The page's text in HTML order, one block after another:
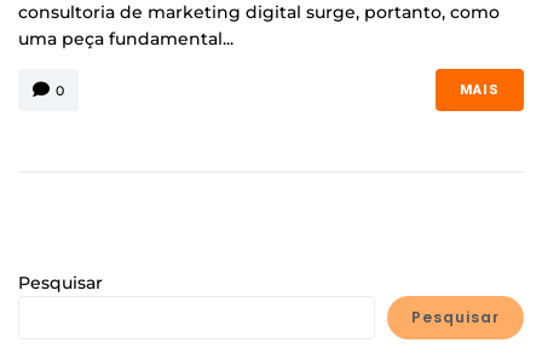
consultoria de marketing digital surge, portanto, como
uma peça fundamental...
0 MAIS
Pesquisar
Pesquisar